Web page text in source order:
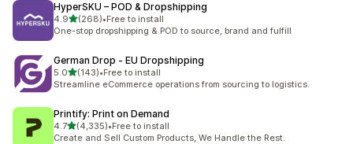
HyperSKU – POD & Dropshipping
4.95つ星中
(268)
合計レビュー数：268件
•Free to install
One-stop dropshipping & POD to source, brand and fulfill
German Drop ‑ EU Dropshipping
5.05つ星中
(143)
合計レビュー数：143件
•Free to install
Streamline eCommerce operations from sourcing to logistics.
Printify: Print on Demand
4.75つ星中
(4,335)
合計レビュー数：4335件
•Free to install
Create and Sell Custom Products, We Handle the Rest.